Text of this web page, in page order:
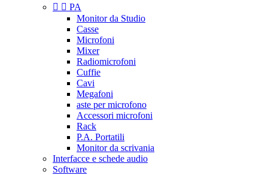
  PA
Monitor da Studio
Casse
Microfoni
Mixer
Radiomicrofoni
Cuffie
Cavi
Megafoni
aste per microfono
Accessori microfoni
Rack
P.A. Portatili
Monitor da scrivania
Interfacce e schede audio
Software